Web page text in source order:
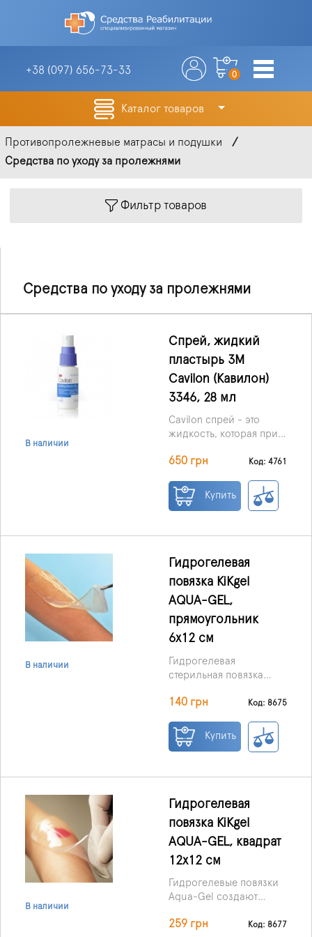
+38 (097) 656-73-33 0
Каталог товаров
Противопролежневые матрасы и подушки
Средства по уходу за пролежнями
Фильтр товаров
Средства по уходу за пролежнями
В наличии
Спрей, жидкий
пластырь 3M
Cavilon (Кавилон)
3346, 28 мл
Cavilon спрей - это
жидкость, которая при
кожи становится
пропускает влагу.
650 грн Код: 4761
Купить
В наличии
Гидрогелевая
повязка KiKgеl
AQUA-GEL,
прямоугольник
6х12 см
Гидрогелевая
стерильная повязка
см, производства
перевязочный
биоматериал III
защиту ран различного
происхождения.
140 грн Код: 8675
Купить
В наличии
Гидрогелевая
повязка KiKgеl
AQUA-GEL, квадрат
12х12 см
Гидрогелевые повязки
Aqua-Gel создают
барьер против
259 грн Код: 8677